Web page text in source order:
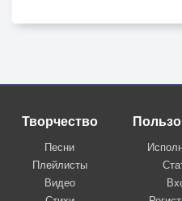
Творчество
Песни
Плейлисты
Видео